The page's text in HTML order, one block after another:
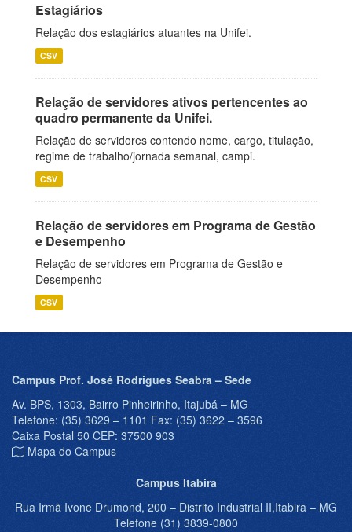
Estagiários
Relação dos estagiários atuantes na Unifei.
CSV
Relação de servidores ativos pertencentes ao
quadro permanente da Unifei.
Relação de servidores contendo nome, cargo, titulação,
regime de trabalho/jornada semanal, campi.
CSV
Relação de servidores em Programa de Gestão
e Desempenho
Relação de servidores em Programa de Gestão e
Desempenho
CSV
Campus Prof. José Rodrigues Seabra – Sede
Av. BPS, 1303, Bairro Pinheirinho, Itajubá – MG
Telefone: (35) 3629 – 1101 Fax: (35) 3622 – 3596
Caixa Postal 50 CEP: 37500 903
Mapa do Campus
Campus Itabira
Rua Irmã Ivone Drumond, 200 – Distrito Industrial II,Itabira – MG
Telefone (31) 3839-0800